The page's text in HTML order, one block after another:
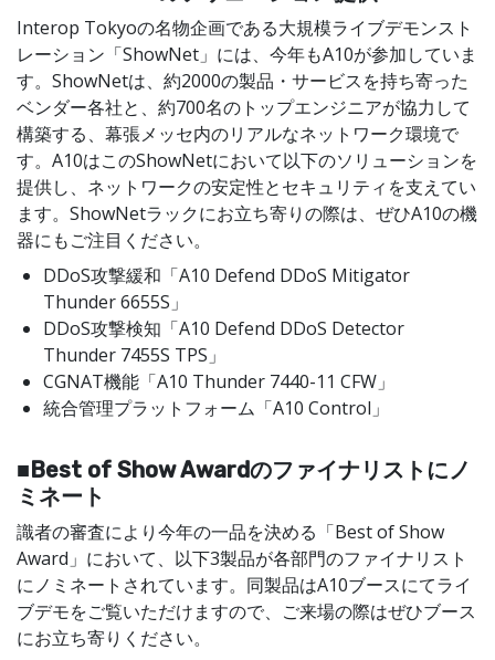
Interop Tokyoの名物企画である大規模ライブデモンスト
レーション「ShowNet」には、今年もA10が参加していま
す。ShowNetは、約2000の製品・サービスを持ち寄った
ベンダー各社と、約700名のトップエンジニアが協力して
構築する、幕張メッセ内のリアルなネットワーク環境で
す。A10はこのShowNetにおいて以下のソリューションを
提供し、ネットワークの安定性とセキュリティを支えてい
ます。ShowNetラックにお立ち寄りの際は、ぜひA10の機
器にもご注目ください。
DDoS攻撃緩和「A10 Defend DDoS Mitigator
Thunder 6655S」
DDoS攻撃検知「A10 Defend DDoS Detector
Thunder 7455S TPS」
CGNAT機能「A10 Thunder 7440-11 CFW」
統合管理プラットフォーム「A10 Control」
■Best of Show Awardのファイナリストにノ
ミネート
識者の審査により今年の一品を決める「Best of Show
Award」において、以下3製品が各部門のファイナリスト
にノミネートされています。同製品はA10ブースにてライ
ブデモをご覧いただけますので、ご来場の際はぜひブース
にお立ち寄りください。